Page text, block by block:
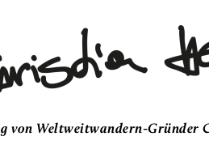
von Weltweitwandern-Gründer